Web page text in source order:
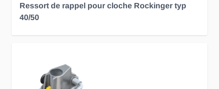
Ressort de rappel pour cloche Rockinger typ
40/50